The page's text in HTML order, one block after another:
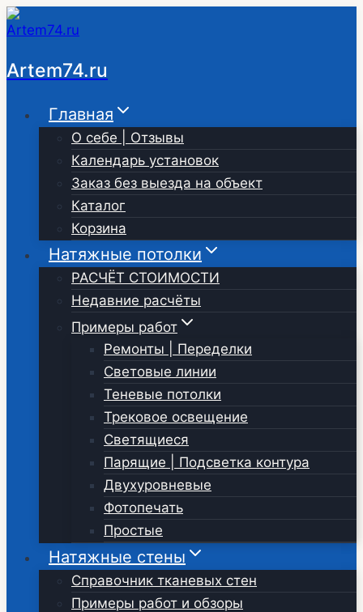
Перейти
к
содержимому
Artem74.ru
Главная
О себе | Отзывы
Календарь установок
Заказ без выезда на объект
Каталог
Корзина
Натяжные потолки
РАСЧЁТ СТОИМОСТИ
Недавние расчёты
Примеры работ
Ремонты | Переделки
Световые линии
Теневые потолки
Трековое освещение
Светящиеся
Парящие | Подсветка контура
Двухуровневые
Фотопечать
Простые
Натяжные стены
Справочник тканевых стен
Примеры работ и обзоры